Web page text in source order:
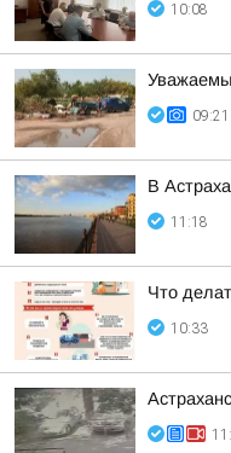
10:08
09:21
В
11:18
Что
10:33